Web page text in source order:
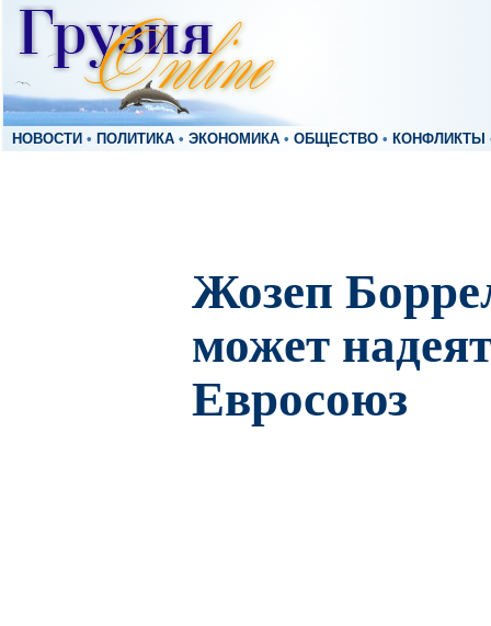
НОВОСТИ • ПОЛИТИКА • ЭКОНОМИКА • ОБЩЕСТВО • КОНФЛИКТЫ
Жозеп
может
Евросоюз